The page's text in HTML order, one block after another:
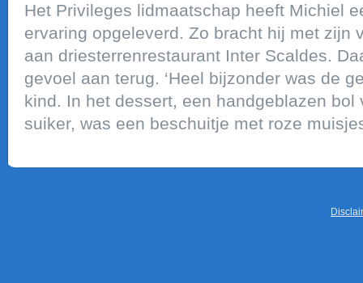
Het Privileges lidmaatschap heeft Michiel
ervaring opgeleverd. Zo bracht hij met zijn
aan driesterrenrestaurant Inter Scaldes.
gevoel aan terug. ‘Heel bijzonder was de
kind. In het dessert, een handgeblazen bol
suiker, was een beschuitje met roze